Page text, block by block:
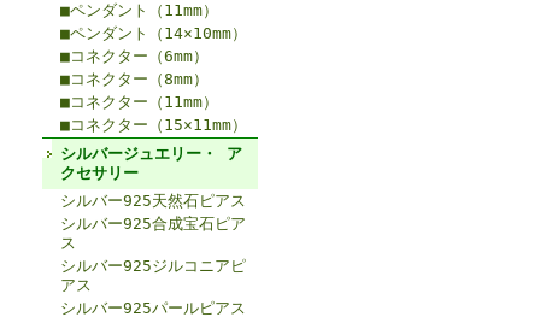
■ペンダント（11mm）
■ペンダント（14×10mm）
■コネクター（6mm）
■コネクター（8mm）
■コネクター（11mm）
■コネクター（15×11mm）
シルバージュエリー・ ア
クセサリー
シルバー925天然石ピアス
シルバー925合成宝石ピア
ス
シルバー925ジルコニアピ
アス
シルバー925パールピアス